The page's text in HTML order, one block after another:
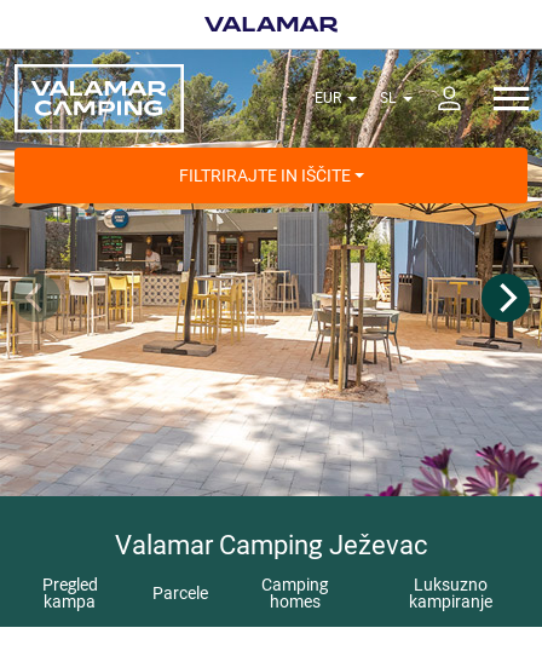
FILTRIRAJTE IN IŠČITE
Valamar Camping Ježevac
Pregled
kampa
Parcele
Camping
homes
Luksuzno
kampiranje